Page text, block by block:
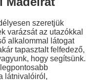
szeretjük
varázsát az utazókkal
alkalommal látogat
tapasztalt felfedező,
hogy segítsünk.
látnivalóiról,